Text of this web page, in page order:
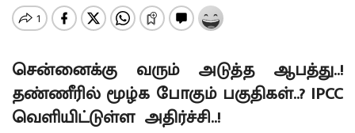
சென்னைக்கு வரும் அடுத்த ஆபத்து..!
தண்ணீரில் மூழ்க போகும் பகுதிகள்..? IPCC
வெளியிட்டுள்ள அதிர்ச்சி..!